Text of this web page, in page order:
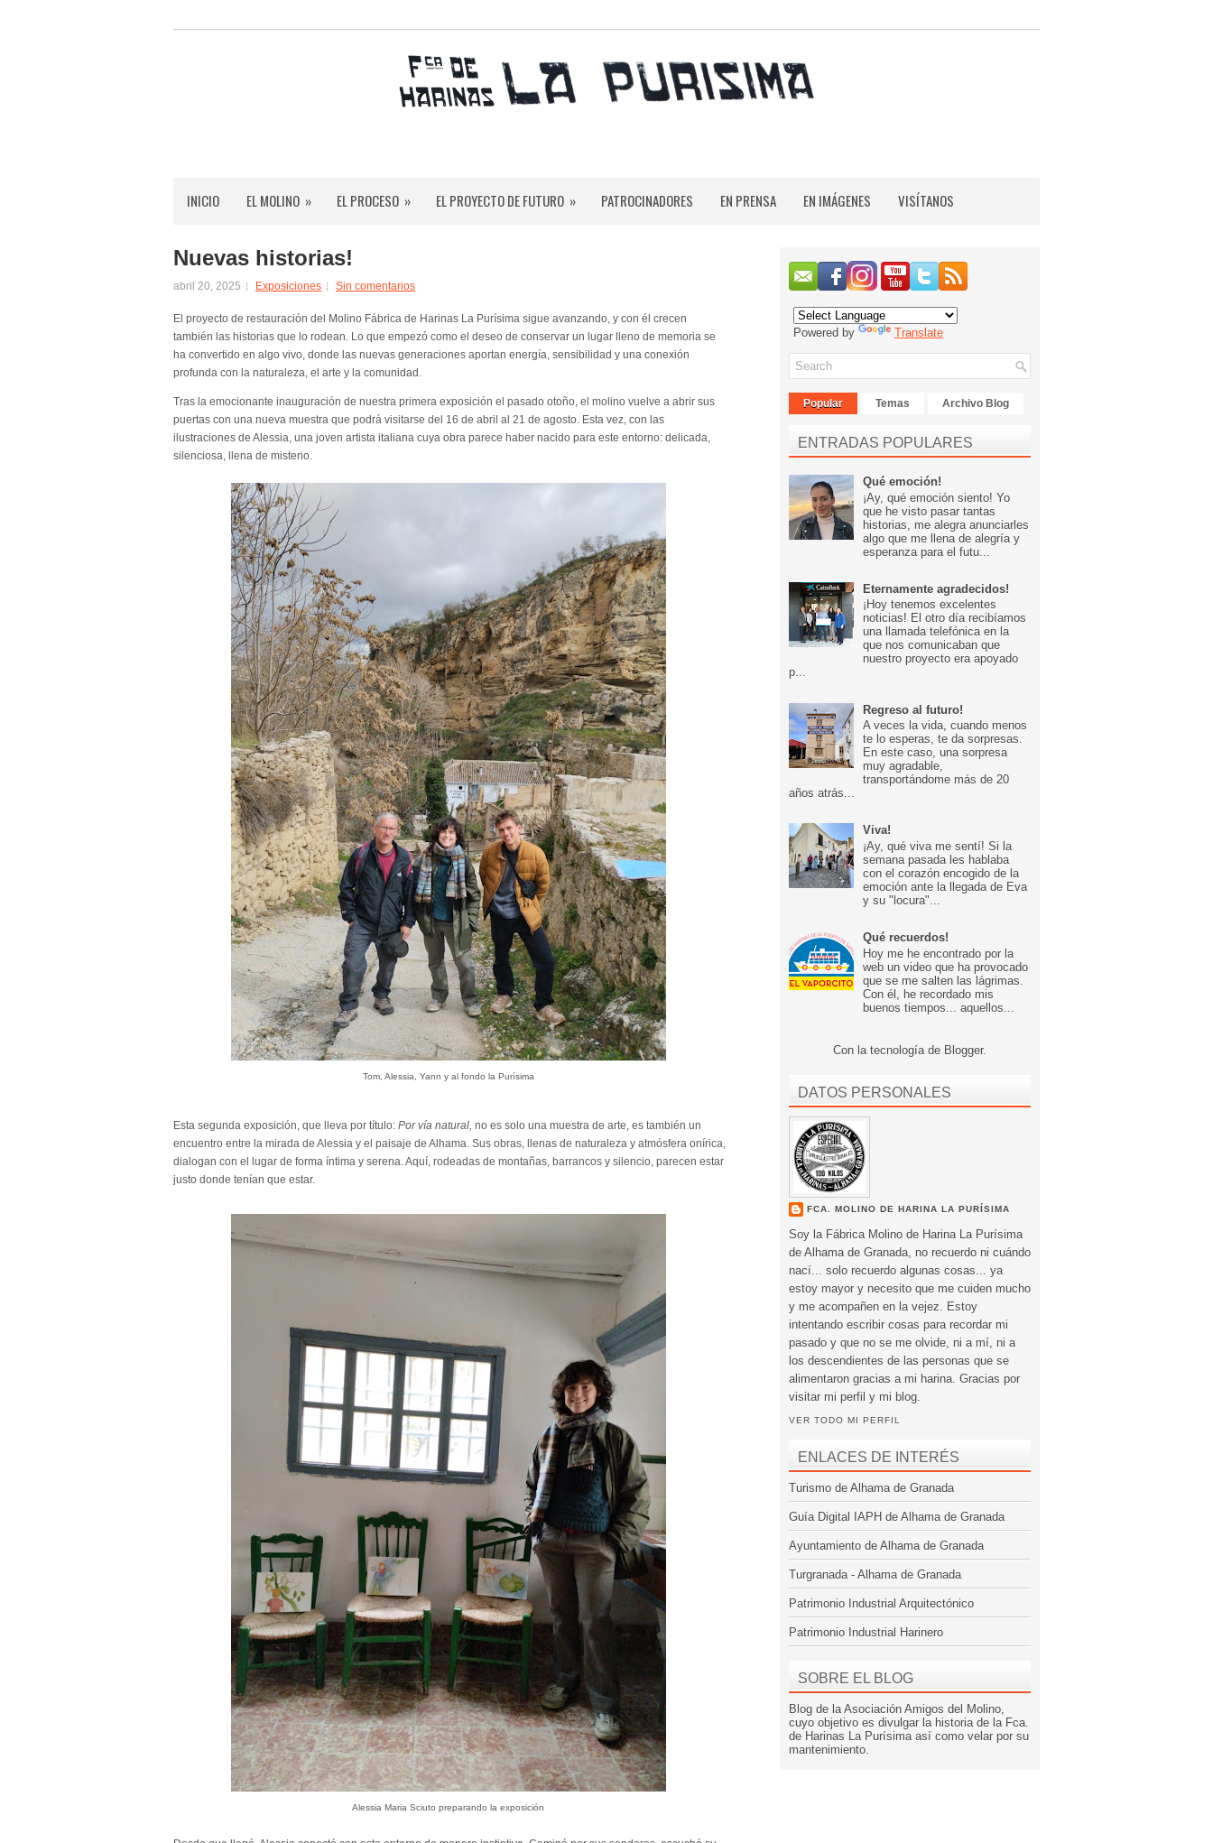
INICIO EL MOLINO » EL PROCESO » EL PROYECTO DE FUTURO » PATROCINADORES EN PRENSA EN IMÁGENES VISÍTANOS
Nuevas historias!
abril 20, 2025 Exposiciones Sin comentarios
El proyecto de restauración del Molino Fábrica de Harinas La Purísima sigue avanzando, y con él crecen
también las historias que lo rodean. Lo que empezó como el deseo de conservar un lugar lleno de memoria se
ha convertido en algo vivo, donde las nuevas generaciones aportan energía, sensibilidad y una conexión
profunda con la naturaleza, el arte y la comunidad.
Tras la emocionante inauguración de nuestra primera exposición el pasado otoño, el molino vuelve a abrir sus
puertas con una nueva muestra que podrá visitarse del 16 de abril al 21 de agosto. Esta vez, con las
ilustraciones de Alessia, una joven artista italiana cuya obra parece haber nacido para este entorno: delicada,
silenciosa, llena de misterio.
Tom, Alessia, Yann y al fondo la Purísima
Esta segunda exposición, que lleva por título: Por vía natural, no es solo una muestra de arte, es también un
encuentro entre la mirada de Alessia y el paisaje de Alhama. Sus obras, llenas de naturaleza y atmósfera onírica,
dialogan con el lugar de forma íntima y serena. Aquí, rodeadas de montañas, barrancos y silencio, parecen estar
justo donde tenían que estar.
Alessia Maria Sciuto preparando la exposición
Powered by Translate
Popular Temas Archivo Blog
ENTRADAS POPULARES
Qué emoción!
¡Ay, qué emoción siento! Yo
que he visto pasar tantas
historias, me alegra anunciarles
algo que me llena de alegría y
esperanza para el futu...
Eternamente agradecidos!
¡Hoy tenemos excelentes
noticias! El otro día recibíamos
una llamada telefónica en la
que nos comunicaban que
nuestro proyecto era apoyado
p...
Regreso al futuro!
A veces la vida, cuando menos
te lo esperas, te da sorpresas.
En este caso, una sorpresa
muy agradable,
transportándome más de 20
años atrás...
Viva!
¡Ay, qué viva me sentí! Si la
semana pasada les hablaba
con el corazón encogido de la
emoción ante la llegada de Eva
y su "locura"...
Qué recuerdos!
Hoy me he encontrado por la
web un video que ha provocado
que se me salten las lágrimas.
Con él, he recordado mis
buenos tiempos... aquellos...
Con la tecnología de Blogger.
DATOS PERSONALES
FCA. MOLINO DE HARINA LA PURÍSIMA
Soy la Fábrica Molino de Harina La Purísima
de Alhama de Granada, no recuerdo ni cuándo
nací... solo recuerdo algunas cosas... ya
estoy mayor y necesito que me cuiden mucho
y me acompañen en la vejez. Estoy
intentando escribir cosas para recordar mi
pasado y que no se me olvide, ni a mí, ni a
los descendientes de las personas que se
alimentaron gracias a mi harina. Gracias por
visitar mi perfil y mi blog.
VER TODO MI PERFIL
ENLACES DE INTERÉS
Turismo de Alhama de Granada
Guía Digital IAPH de Alhama de Granada
Ayuntamiento de Alhama de Granada
Turgranada - Alhama de Granada
Patrimonio Industrial Arquitectónico
Patrimonio Industrial Harinero
SOBRE EL BLOG
Blog de la Asociación Amigos del Molino,
cuyo objetivo es divulgar la historia de la Fca.
de Harinas La Purísima así como velar por su
mantenimiento.